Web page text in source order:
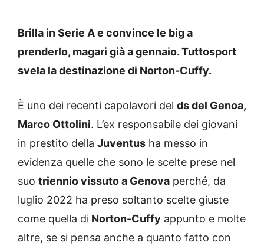
Brilla in Serie A e convince le big a
prenderlo, magari già a gennaio. Tuttosport
svela la destinazione di Norton-Cuffy.
È uno dei recenti capolavori del ds del Genoa,
Marco Ottolini. L’ex responsabile dei giovani
in prestito della Juventus ha messo in
evidenza quelle che sono le scelte prese nel
suo triennio vissuto a Genova perché, da
luglio 2022 ha preso soltanto scelte giuste
come quella di Norton-Cuffy appunto e molte
altre, se si pensa anche a quanto fatto con